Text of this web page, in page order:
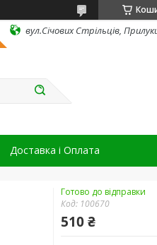
вул.Січових Стрільців,
Доставка і Оплата
Готово до відправки
Код: 100670
510 ₴